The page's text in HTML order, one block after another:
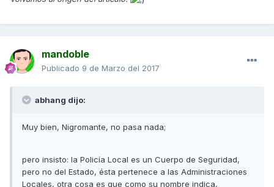
mandoble
Publicado 9 de Marzo del 2017
abhang dijo:
Muy bien, Nigromante, no pasa nada;
pero insisto: la Policía Local es un Cuerpo de Seguridad,
pero no del Estado, ésta pertenece a las Administraciones
Locales, otra cosa es que como su nombre indica,